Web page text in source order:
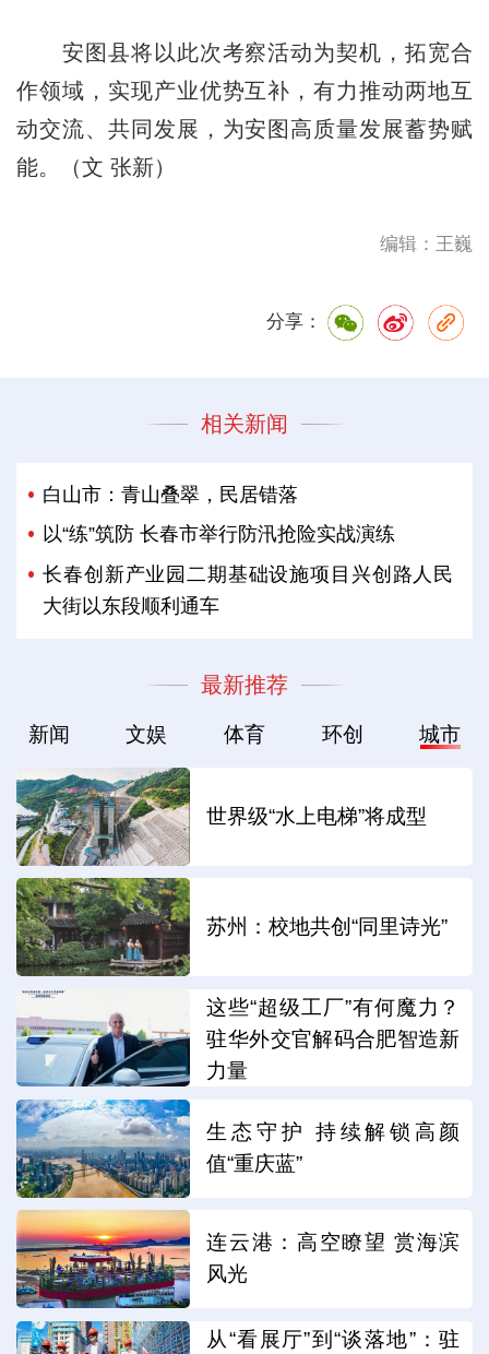
安图县将以此次考察活动为契机，拓宽合
作领域，实现产业优势互补，有力推动两地互
动交流、共同发展，为安图高质量发展蓄势赋
能。（文 张新）
编辑：王巍
分享：
相关新闻
白山市：青山叠翠，民居错落
以“练”筑防 长春市举行防汛抢险实战演练
长春创新产业园二期基础设施项目兴创路人民
大街以东段顺利通车
最新推荐
新闻 文娱 体育 环创 城市
世界级“水上电梯”将成型
苏州：校地共创“同里诗光”
这些“超级工厂”有何魔力？
驻华外交官解码合肥智造新
力量
生态守护 持续解锁高颜
值“重庆蓝”
连云港：高空瞭望 赏海滨
风光
从“看展厅”到“谈落地”：驻